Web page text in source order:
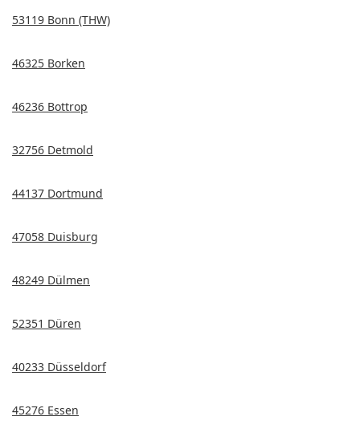
53119 Bonn (THW)
46325 Borken
46236 Bottrop
32756 Detmold
44137 Dortmund
47058 Duisburg
48249 Dülmen
52351 Düren
40233 Düsseldorf
45276 Essen